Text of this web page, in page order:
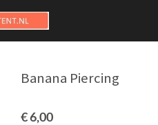
Banana Piercing
€ 6,00